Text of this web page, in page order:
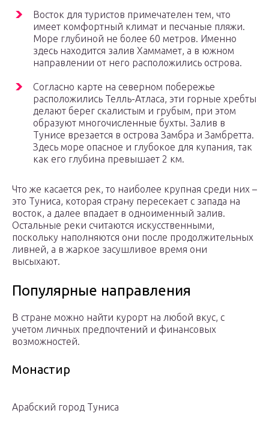
Восток для туристов примечателен тем, что
имеет комфортный климат и песчаные пляжи.
Море глубиной не более 60 метров. Именно
здесь находится залив Хаммамет, а в южном
направлении от него расположились острова.
Согласно карте на северном побережье
расположились Телль-Атласа, эти горные хребты
делают берег скалистым и грубым, при этом
образуют многочисленные бухты. Залив в
Тунисе врезается в острова Замбра и Замбретта.
Здесь море опасное и глубокое для купания, так
как его глубина превышает 2 км.
Что же касается рек, то наиболее крупная среди них –
это Туниса, которая страну пересекает с запада на
восток, а далее впадает в одноименный залив.
Остальные реки считаются искусственными,
поскольку наполняются они после продолжительных
ливней, а в жаркое засушливое время они
высыхают.
Популярные направления
В стране можно найти курорт на любой вкус, с
учетом личных предпочтений и финансовых
возможностей.
Монастир
Арабский город Туниса